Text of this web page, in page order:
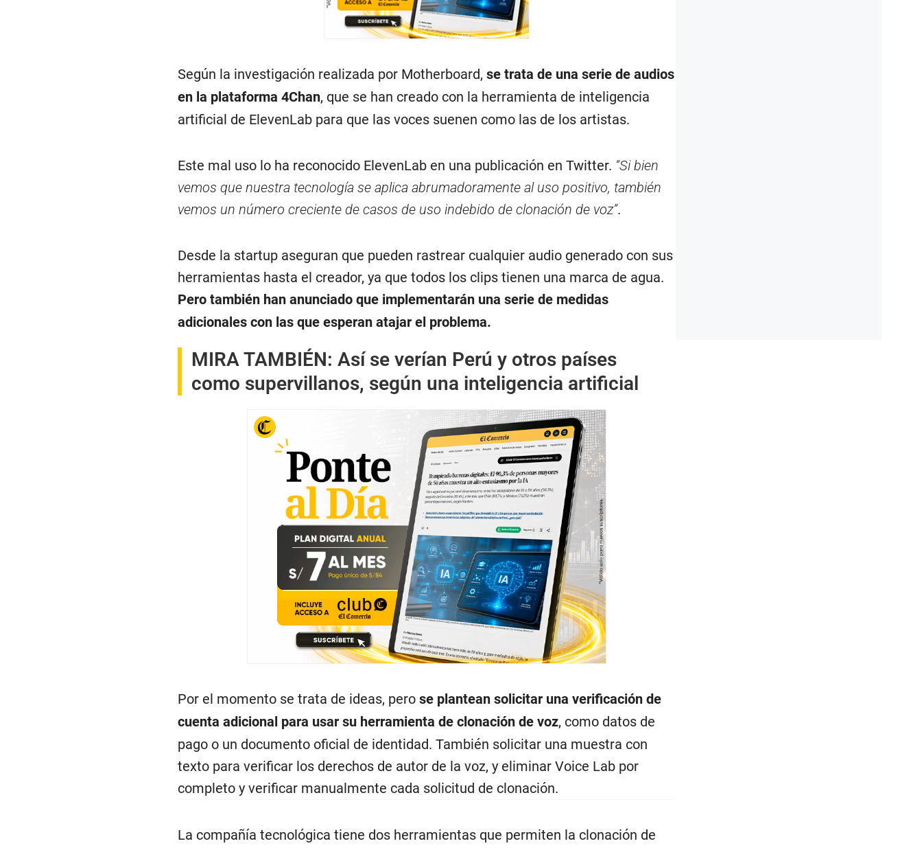
Según la investigación realizada por Motherboard, se trata de una serie de audios
en la plataforma 4Chan, que se han creado con la herramienta de inteligencia
artificial de ElevenLab para que las voces suenen como las de los artistas.
Este mal uso lo ha reconocido ElevenLab en una publicación en Twitter. “Si bien
vemos que nuestra tecnología se aplica abrumadoramente al uso positivo, también
vemos un número creciente de casos de uso indebido de clonación de voz”.
Desde la startup aseguran que pueden rastrear cualquier audio generado con sus
herramientas hasta el creador, ya que todos los clips tienen una marca de agua.
Pero también han anunciado que implementarán una serie de medidas
adicionales con las que esperan atajar el problema.
MIRA TAMBIÉN: Así se verían Perú y otros países
como supervillanos, según una inteligencia artificial
Por el momento se trata de ideas, perose plantean solicitar una verificación de
cuenta adicional para usar su herramienta de clonación de voz, como datos de
pago o un documento oficial de identidad. También solicitar una muestra con
texto para verificar los derechos de autor de la voz, y eliminar Voice Lab por
completo y verificar manualmente cada solicitud de clonación.
La compañía tecnológica tiene dos herramientas que permiten la clonación de